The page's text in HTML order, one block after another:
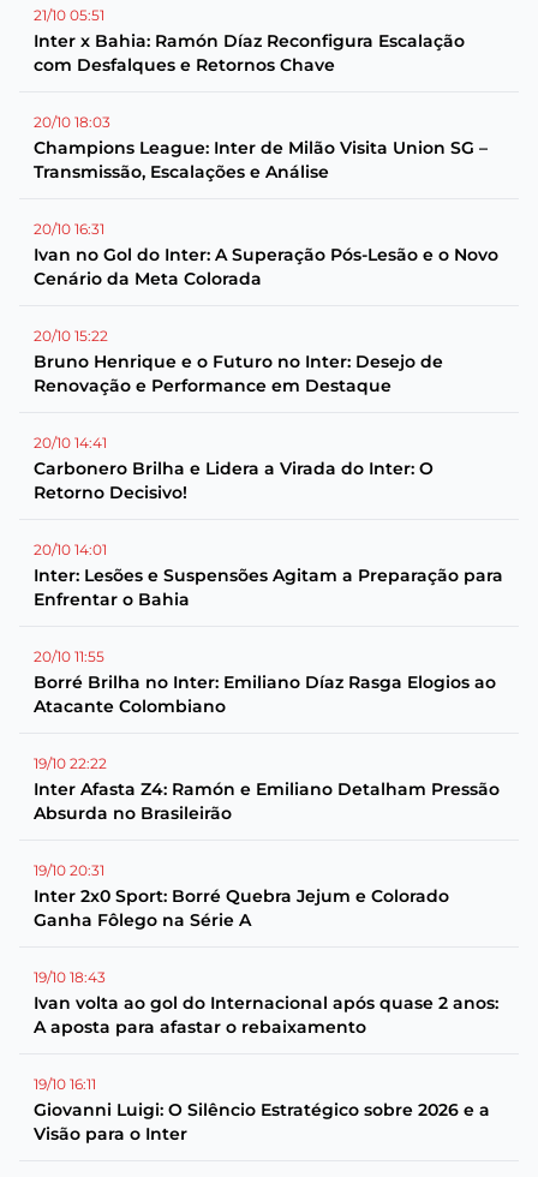
21/10 05:51
Inter x Bahia: Ramón Díaz Reconfigura Escalação
com Desfalques e Retornos Chave
20/10 18:03
Champions League: Inter de Milão Visita Union SG –
Transmissão, Escalações e Análise
20/10 16:31
Ivan no Gol do Inter: A Superação Pós-Lesão e o Novo
Cenário da Meta Colorada
20/10 15:22
Bruno Henrique e o Futuro no Inter: Desejo de
Renovação e Performance em Destaque
20/10 14:41
Carbonero Brilha e Lidera a Virada do Inter: O
Retorno Decisivo!
20/10 14:01
Inter: Lesões e Suspensões Agitam a Preparação para
Enfrentar o Bahia
20/10 11:55
Borré Brilha no Inter: Emiliano Díaz Rasga Elogios ao
Atacante Colombiano
19/10 22:22
Inter Afasta Z4: Ramón e Emiliano Detalham Pressão
Absurda no Brasileirão
19/10 20:31
Inter 2x0 Sport: Borré Quebra Jejum e Colorado
Ganha Fôlego na Série A
19/10 18:43
Ivan volta ao gol do Internacional após quase 2 anos:
A aposta para afastar o rebaixamento
19/10 16:11
Giovanni Luigi: O Silêncio Estratégico sobre 2026 e a
Visão para o Inter